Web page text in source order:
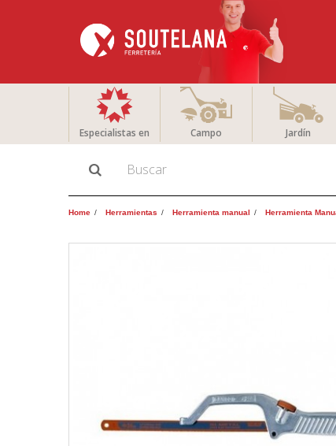
Especialistas en Campo Jardín
Home Herramientas Herramienta manual Herramienta